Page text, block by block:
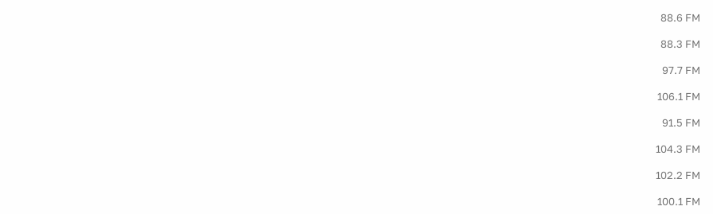
88.6 FM
88.3 FM
97.7 FM
106.1 FM
91.5 FM
104.3 FM
102.2 FM
100.1 FM